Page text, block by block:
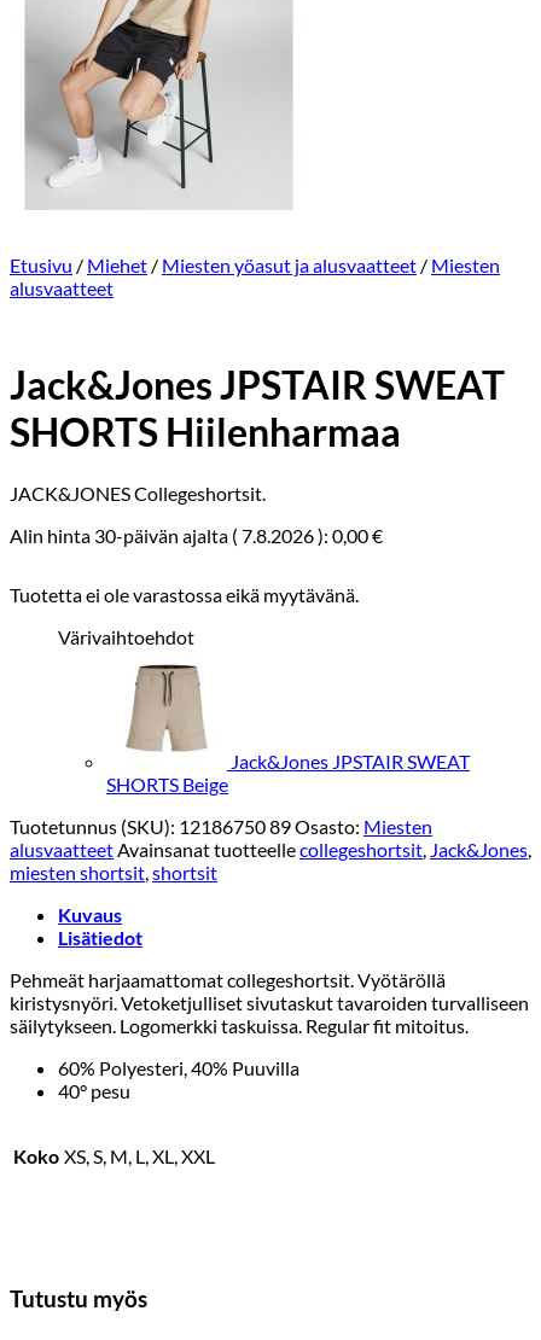
Etusivu / Miehet / Miesten yöasut ja alusvaatteet / Miesten
alusvaatteet
Jack&Jones JPSTAIR SWEAT
SHORTS Hiilenharmaa
JACK&JONES Collegeshortsit.
Alin hinta 30-päivän ajalta ( 7.8.2026): 0,00€
Tuotetta ei ole varastossa eikä myytävänä.
Värivaihtoehdot
Jack&Jones JPSTAIR SWEAT
SHORTS Beige
Tuotetunnus (SKU): 12186750 89Osasto: Miesten
alusvaatteetAvainsanat tuotteellecollegeshortsit, Jack&Jones,
miesten shortsit,shortsit
Kuvaus
Lisätiedot
Pehmeät harjaamattomat collegeshortsit. Vyötäröllä
kiristysnyöri. Vetoketjulliset sivutaskut tavaroiden turvalliseen
säilytykseen. Logomerkki taskuissa. Regular fit mitoitus.
60% Polyesteri, 40% Puuvilla
40° pesu
Koko XS, S, M, L, XL, XXL
Tutustu myös